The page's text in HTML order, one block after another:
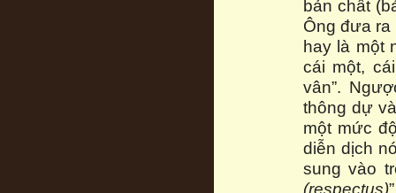
bản chất
Ông đưa ra
hay là một
cái một,
vân”.
thông dự
một mức
diễn dịch
sung vào
(respectus)